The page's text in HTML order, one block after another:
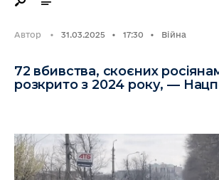
Автор • 31.03.2025 • 17:30 • Війна
72 вбивства, скоєних
розкрито з 2024 року, —